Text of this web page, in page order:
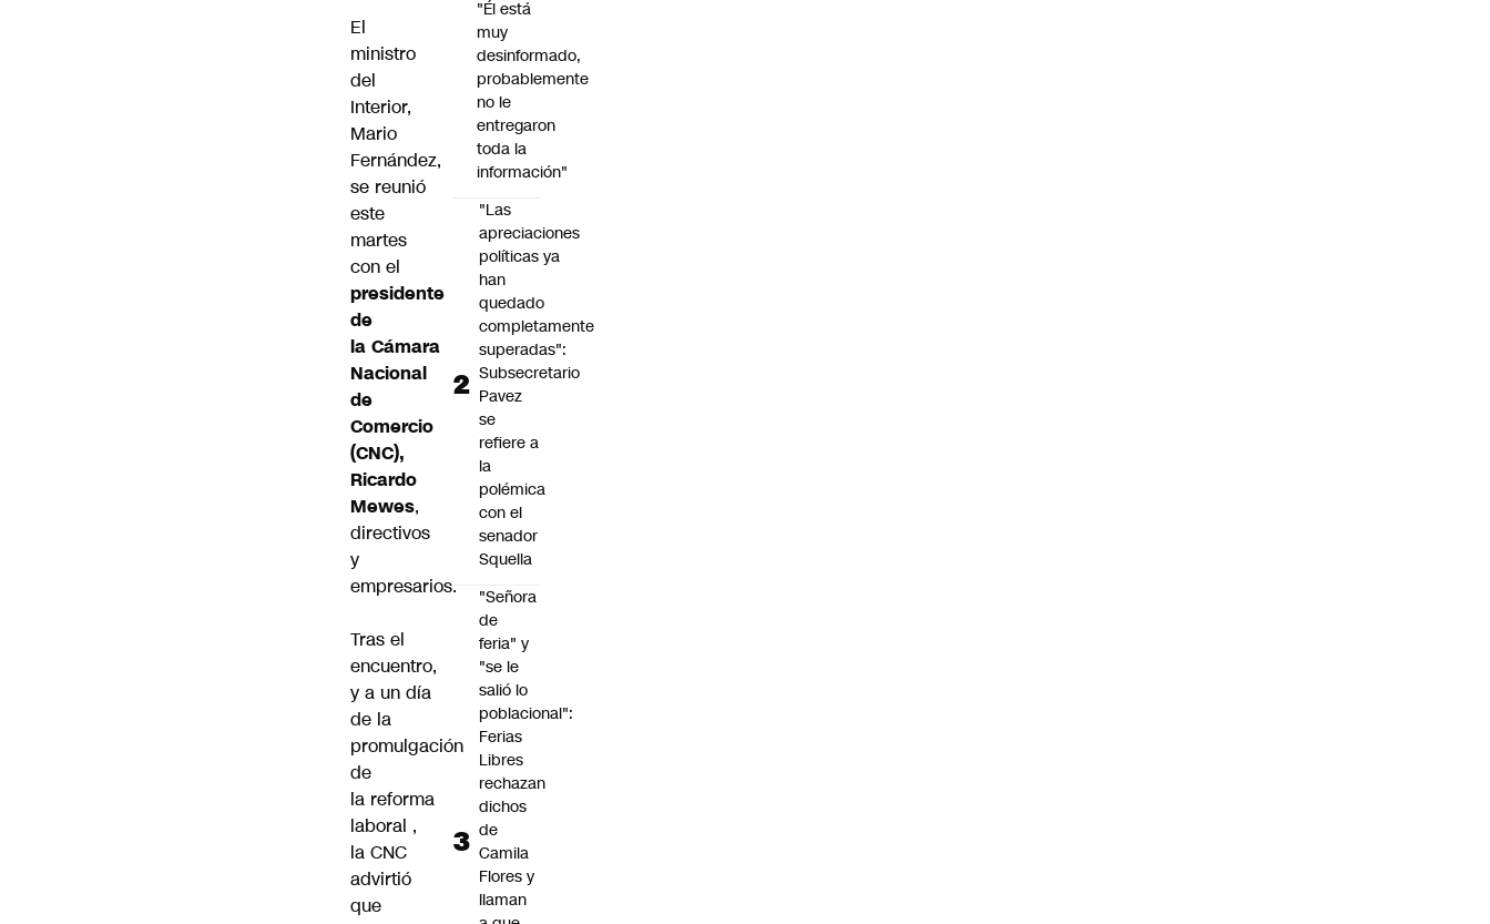
El
ministro
del
Interior,
Mario
Fernández,
se reunió
este
martes
con el
presidente
de
la Cámara
Nacional
de
Comercio
(CNC),
Ricardo
Mewes,
directivos
y
empresarios.
Tras el
encuentro,
y a un día
de la
promulgación
de
la reforma
laboral ,
la CNC
advirtió
que
"Él está
muy
desinformado,
probablemente
no le
entregaron
toda la
información"
"Las
apreciaciones
políticas ya
han
quedado
completamente
superadas":
Subsecretario
Pavez
se
refiere a
la
polémica
con el
senador
Squella
"Señora
de
feria" y
"se le
salió lo
poblacional":
Ferias
Libres
rechazan
dichos
de
Camila
Flores y
llaman